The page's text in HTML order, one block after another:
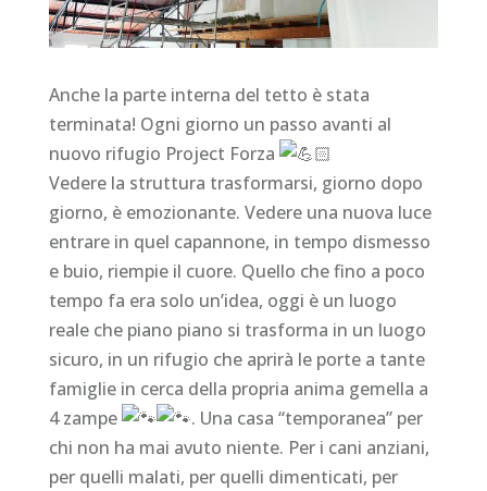
Anche la parte interna del tetto è stata
terminata! Ogni giorno un passo avanti al
nuovo rifugio Project Forza
Vedere la struttura trasformarsi, giorno dopo
giorno, è emozionante. Vedere una nuova luce
entrare in quel capannone, in tempo dismesso
e buio, riempie il cuore. Quello che fino a poco
tempo fa era solo un’idea, oggi è un luogo
reale che piano piano si trasforma in un luogo
sicuro, in un rifugio che aprirà le porte a tante
famiglie in cerca della propria anima gemella a
4 zampe
. Una casa “temporanea” per
chi non ha mai avuto niente. Per i cani anziani,
per quelli malati, per quelli dimenticati, per